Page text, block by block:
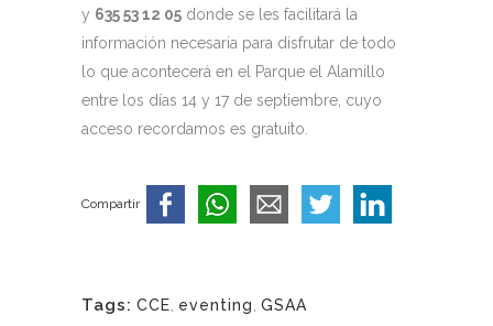
y 635 53 12 05 donde se les facilitará la
información necesaria para disfrutar de todo
lo que acontecerá en el Parque el Alamillo
entre los días 14 y 17 de septiembre, cuyo
acceso recordamos es gratuito.
Compartir
Tags: CCE eventing GSAA